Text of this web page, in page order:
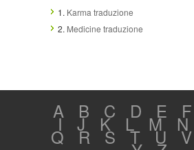
1. Karma traduzione
2. Medicine traduzione
A B C D E F
I J K L M N
Q R S T U V